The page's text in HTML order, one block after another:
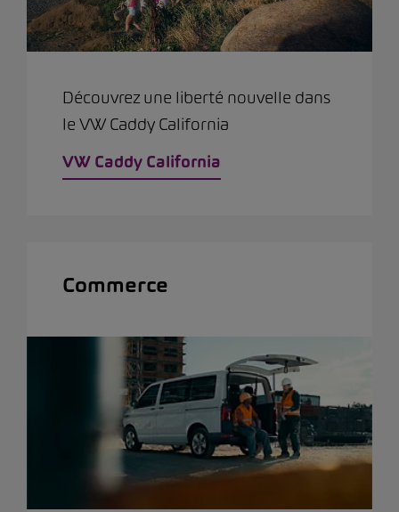
Découvrez une liberté nouvelle dans
le VW Caddy California
VW Caddy California
Commerce